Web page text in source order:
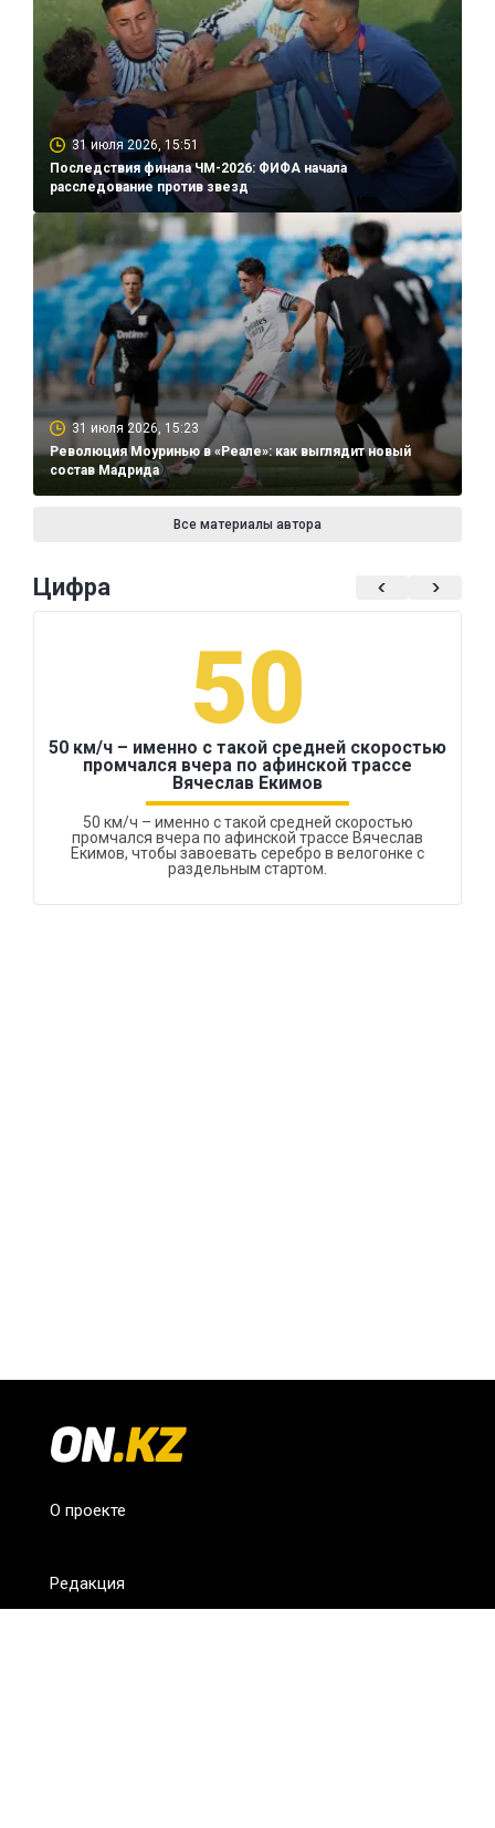
31 июля 2026, 15:51
Последствия финала ЧМ-2026: ФИФА начала
расследование против звезд
31 июля 2026, 15:23
Революция Моуринью в «Реале»: как выглядит новый
состав Мадрида
Все материалы автора
Цифра
50
50 км/ч – именно с такой средней скоростью
промчался вчера по афинской трассе
Вячеслав Екимов
50 км/ч – именно с такой средней скоростью
промчался вчера по афинской трассе Вячеслав
Екимов, чтобы завоевать серебро в велогонке с
раздельным стартом.
О проекте
Редакция